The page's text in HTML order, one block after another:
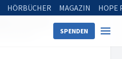
HÖRBÜCHER MAGAZIN HOPE
SPENDEN
nach Gott